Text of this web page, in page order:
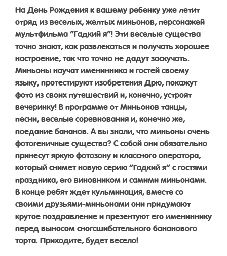
На День Рождения к вашему ребенку уже летит
отряд из веселых, желтых миньонов, персонажей
мультфильма “Гадкий я”! Эти веселые существа
точно знают, как развлекаться и получать хорошее
настроение, так что точно не дадут заскучать.
Миньоны научат именинника и гостей своему
языку, протестируют изобретения Дрю, покажут
фото из своих путешествий и, конечно, устроят
вечеринку! В программе от Миньонов танцы,
песни, веселые соревнования и, конечно же,
поедание бананов. А вы знали, что миньоны очень
фотогеничные существа? С собой они обязательно
принесут яркую фотозону и классного оператора,
который снимет новую серию “Гадкий я” с гостями
праздника, его виновником и самими миньонами.
В конце ребят ждет кульминация, вместе со
своими друзьями-миньонами они придумают
крутое поздравление и презентуют его имениннику
перед выносом сногсшибательного бананового
торта. Приходите, будет весело!